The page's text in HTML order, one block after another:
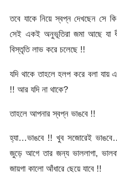
তবে যাকে নিয়ে স্বপ্ন দেখছেন সে
সেই একই অনুভূতিরা জমা আছে যা
বিস্তৃতি লাভ করে চলেছে !!
যদি থাকে তাহলে হলপ করে বলা যায়
!! আর যদি না থাকে?
তাহলে আপনার স্বপ্ন ভাঙবে !!
হ্যা…ভাঙবে !! খুব সজোরেই
জুড়ে আগে তার জন্য ভাললাগা,
জায়গা কালো আঁধারে ছেয়ে যাবে !!